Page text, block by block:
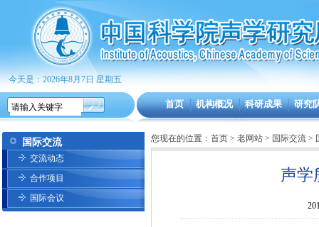
今天是：2026年8月7日 星期五
首页 机构概况 科研成果 研究
国际交流
交流动态
合作项目
国际会议
您现在的位置： 首页 > 老网站 > 国际交流 >
声学